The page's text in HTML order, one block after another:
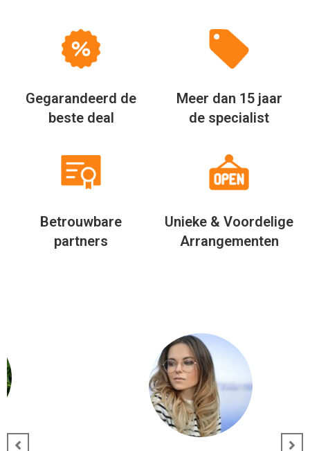
Gegarandeerd de
beste deal
Meer dan 15 jaar
de specialist
Betrouwbare
partners
Unieke & Voordelige
Arrangementen